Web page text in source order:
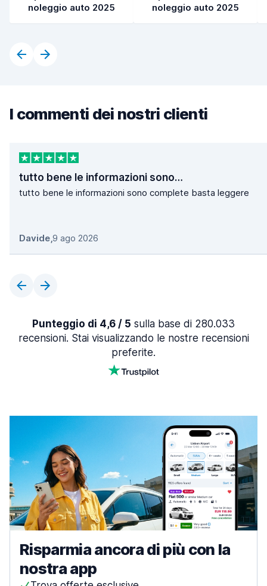
noleggio auto 2025
noleggio auto 2025
I commenti dei nostri clienti
tutto bene le informazioni sono…
tutto bene le informazioni sono complete basta leggere
Davide,9 ago 2026
Punteggio di 4,6 / 5 sulla base di 280.033
recensioni. Stai visualizzando le nostre recensioni
preferite.
Risparmia ancora di più con la
nostra app